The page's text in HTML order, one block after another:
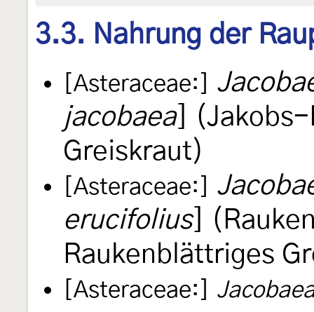
3.3. Nahrung der
[Asteraceae:]
jacobaea] (Jakobs-
Greiskraut)
[Asteraceae:]
erucifolius]
Raukenblättriges
[Asteraceae:]